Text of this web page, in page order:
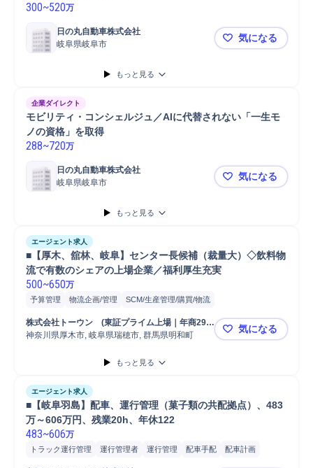
300~520万
日の丸自動車株式会社
岐阜県岐阜市
【タクシー
気になる
もっと見る
企業ダイレクト
モビリティ・コンシェルジュ／AIに代替されない「一生モ
ノの資格」を取得
288~720万
日の丸自動車株式会社
岐阜県岐阜市
モビリティ
気になる
もっと見る
エージェント求人
■【厚木、舘林、岐阜】センター長候補（裁量大）◇飲料物
500~650万
予算管理 物流企画/管理
SCM/生産管理/購買/物流
物流/生産管理職担当
運行管理/指令 倉庫管理
輸配送
運行管理 センター長 配車手配 配車計画
貨物輸送
物流拠点新設
株式会社トーウン　(東証プライム上場｜年商290
億円超＆創業65年）
神奈川県厚木市, 岐阜県瑞穂市, 群馬県明和町 ■【厚木、
気になる
もっと見る
エージェント求人
■【岐阜羽島】配車、運行管理（菓子類の共配拠点）、483
万～606万円、残業20h、年休122
483~606万
トラック運行管理 運行管理者 運行管理 配車手配
配車計画
輸配送管理システム/TMS
国内輸配送